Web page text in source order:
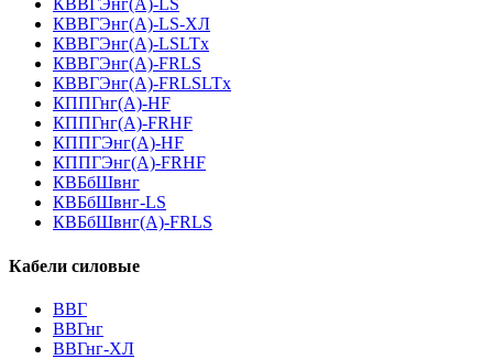
КВВГЭнг(А)-LS
КВВГЭнг(А)-LS-ХЛ
КВВГЭнг(А)-LSLTx
КВВГЭнг(А)-FRLS
КВВГЭнг(А)-FRLSLTx
КППГнг(А)-HF
КППГнг(А)-FRHF
КППГЭнг(А)-HF
КППГЭнг(А)-FRHF
КВБбШвнг
КВБбШвнг-LS
КВБбШвнг(А)-FRLS
Кабели силовые
ВВГ
ВВГнг
ВВГнг-ХЛ